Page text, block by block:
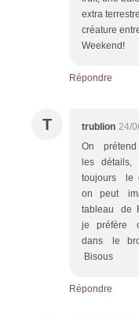
extra
créature
Weekend!
Répondre
T trublion 24/
On
les
toujours le
on peut
tableau de
je préfère
dans le
Bisous
Répondre